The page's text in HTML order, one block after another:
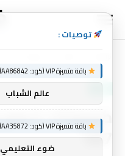
67%
توصيات :
باقة متميزة VIP (كود: AA86842):
عالم الشباب
باقة متميزة VIP (كود: AA35872):
ضوء التعليمي